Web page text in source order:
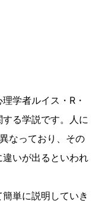
学者ルイス・R・
る学説です。人に
なっており、その
いが出るといわれ
単に説明していき